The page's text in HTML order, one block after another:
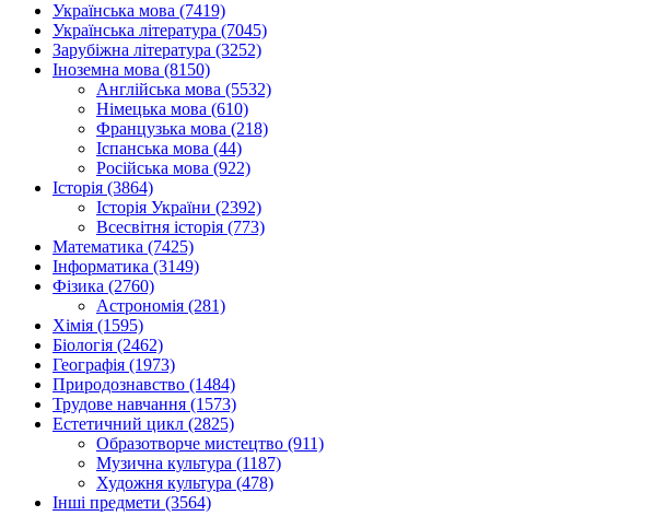
Українська мова (7419)
Українська література (7045)
Зарубіжна література (3252)
Іноземна мова (8150)
Англійська мова (5532)
Німецька мова (610)
Французька мова (218)
Іспанська мова (44)
Російська мова (922)
Історія (3864)
Історія України (2392)
Всесвітня історія (773)
Математика (7425)
Інформатика (3149)
Фізика (2760)
Астрономія (281)
Хімія (1595)
Біологія (2462)
Географія (1973)
Природознавство (1484)
Трудове навчання (1573)
Естетичний цикл (2825)
Образотворче мистецтво (911)
Музична культура (1187)
Художня культура (478)
Інші предмети (3564)